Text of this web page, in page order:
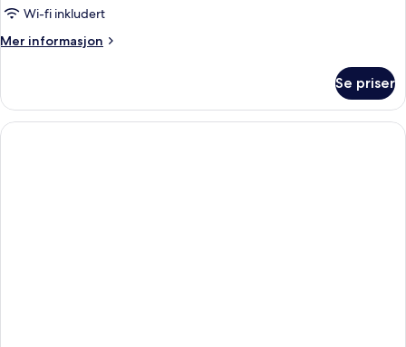
soverom,
utsikt
mot
Wi-fi inkludert
Mer informasjon
Mer
–
deluxe,
3
Se priser